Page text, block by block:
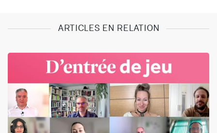
ARTICLES EN RELATION